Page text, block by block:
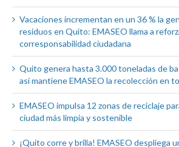
Vacaciones incrementan en un 36 % la
residuos en Quito: EMASEO llama a
corresponsabilidad ciudadana
Quito genera hasta 3.000 toneladas de
así mantiene EMASEO la recolección en
EMASEO impulsa 12 zonas de reciclaje
ciudad más limpia y sostenible
¡Quito corre y brilla! EMASEO despliega